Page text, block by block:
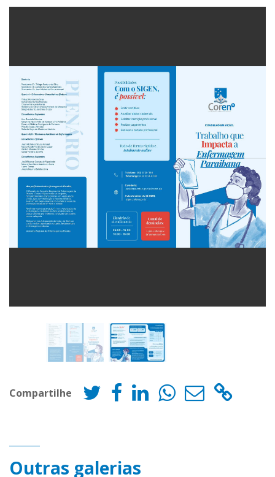
Compartilhe
Outras galerias